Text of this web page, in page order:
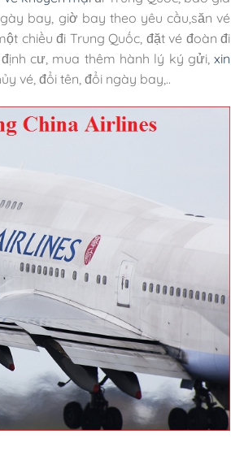
bay, giờ bay theo yêu cầu,săn vé
chiều đi Trung Quốc, đặt vé đoàn đi
cư, mua thêm hành lý ký gửi,xin
vé, đổi tên, đổi ngày bay,..